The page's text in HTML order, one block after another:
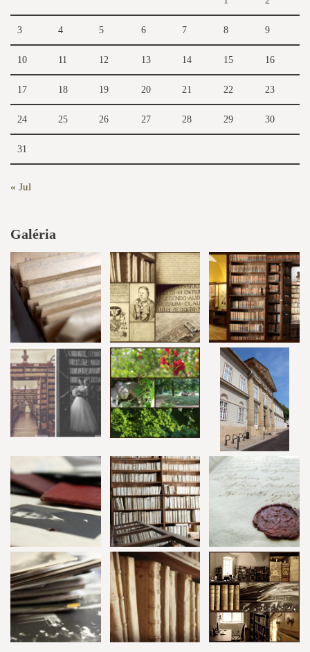
3 4 5 6 7 8 9
10 11 12 13 14 15 16
17 18 19 20 21 22 23
24 25 26 27 28 29 30
31
« Jul
Galéria